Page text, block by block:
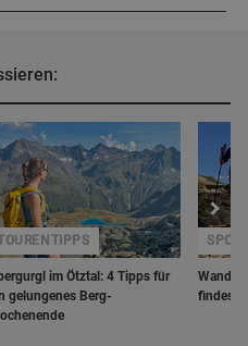
im Ötztal: 4 Tipps für
gelungenes Berg-
findest